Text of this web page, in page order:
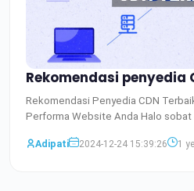
Rekomendasi penyedia
Rekomendasi Penyedia CDN
Performa Website Anda Halo sobat
Adipati
2024-12-24 15:39:26 1